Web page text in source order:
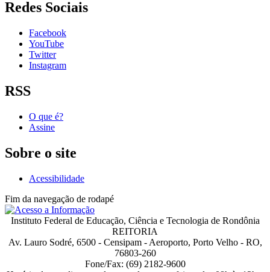
Redes Sociais
Facebook
YouTube
Twitter
Instagram
RSS
O que é?
Assine
Sobre o site
Acessibilidade
Fim da navegação de rodapé
Instituto Federal de Educação, Ciência e Tecnologia de Rondônia
REITORIA
Av. Lauro Sodré, 6500 - Censipam - Aeroporto, Porto Velho - RO,
76803-260
Fone/Fax: (69) 2182-9600